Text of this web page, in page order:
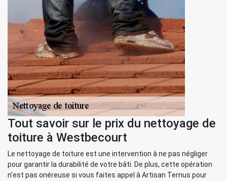
Tout savoir sur le prix du nettoyage de
toiture à Westbecourt
Le nettoyage de toiture est une intervention à ne pas négliger
pour garantir la durabilité de votre bâti. De plus, cette opération
n'est pas onéreuse si vous faites appel à Artisan Ternus pour